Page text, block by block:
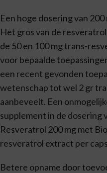
Een hoge dosering van
Het gros van de
de 50 en 100 mg trans-
voor bepaalde
een recent gevonden
wetenschap tot wel 2 gr
aanbeveelt. Een
supplement in de dosering
Resveratrol 200 mg met
resveratrol extract per
Betere opname door